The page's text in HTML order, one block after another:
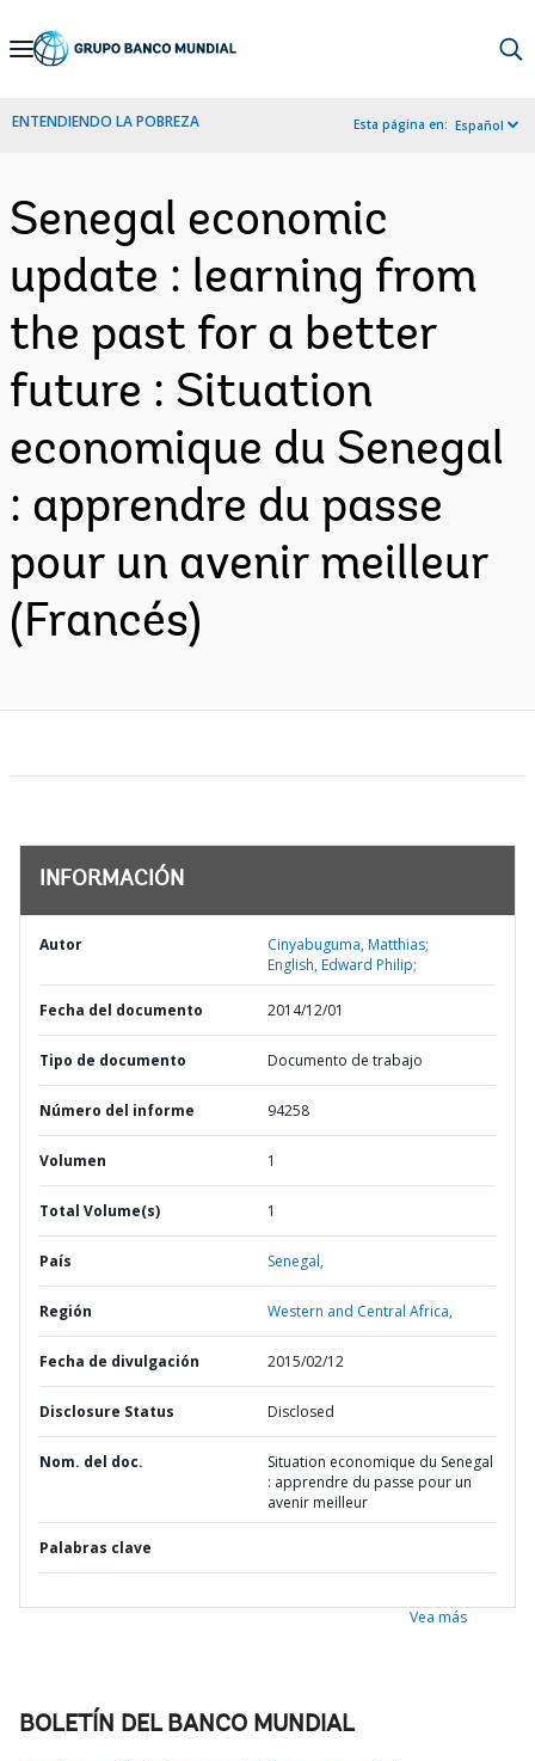
Skip
Navigation
ENTENDIENDO LA POBREZA Esta página en: Español
Senegal economic
update : learning from
the past for a better
future : Situation
economique du Senegal
: apprendre du passe
pour un avenir meilleur
(Francés)
INFORMACIÓN
Autor
Cinyabuguma, Matthias;
English, Edward Philip;
Fecha del documento 2014/12/01
Tipo de documento Documento de trabajo
Número del informe 94258
Volumen 1
Total Volume(s) 1
País Senegal,
Región Western and Central Africa,
Fecha de divulgación 2015/02/12
Disclosure Status Disclosed
Nom. del doc.
Situation economique du Senegal
: apprendre du passe pour un
avenir meilleur
Palabras clave
Vea más
BOLETÍN DEL BANCO MUNDIAL